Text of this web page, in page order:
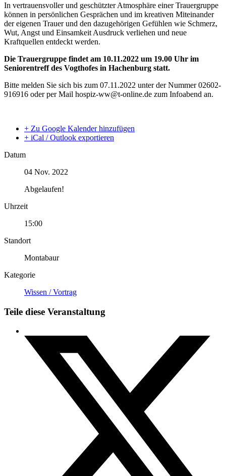
In vertrauensvoller und geschützter Atmosphäre einer Trauergruppe
können in persönlichen Gesprächen und im kreativen Miteinander
der eigenen Trauer und den dazugehörigen Gefühlen wie Schmerz,
Wut, Angst und Einsamkeit Ausdruck verliehen und neue
Kraftquellen entdeckt werden.
Die Trauergruppe findet am 10.11.2022 um 19.00 Uhr im
Seniorentreff des Vogthofes in Hachenburg statt.
Bitte melden Sie sich bis zum 07.11.2022 unter der Nummer 02602-
916916 oder per Mail hospiz-ww@t-online.de zum Infoabend an.
+ Zu Google Kalender hinzufügen
+ iCal / Outlook exportieren
Datum
04 Nov. 2022
Abgelaufen!
Uhrzeit
15:00
Standort
Montabaur
Kategorie
Wissen / Vortrag
Teile diese Veranstaltung